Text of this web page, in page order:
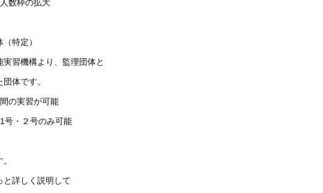
数枠の拡大
特定）
実習機構より、監理団体と
体です。
の実習が可能
号・２号のみ可能
と詳しく説明して